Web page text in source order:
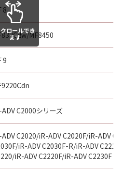
8
MF8450
9
C2000シリーズ
C2020/iR-ADV C2020F/iR-ADV
iR-ADV C2030F-R/iR-ADV
iR-ADV C2220F/iR-ADV C2230F
ロールでき
ます